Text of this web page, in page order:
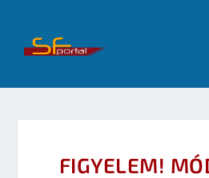
FIGYELEM!